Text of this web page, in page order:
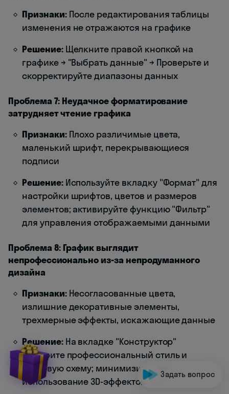
Признаки:После редактирования таблицы
изменения не отражаются на графике
Решение:Щелкните правой кнопкой на
графике → "Выбрать данные" → Проверьте и
скорректируйте диапазоны данных
Проблема 7: Неудачное форматирование
затрудняет чтение графика
Признаки:Плохо различимые цвета,
маленький шрифт, перекрывающиеся
подписи
Решение:Используйте вкладку "Формат" для
настройки шрифтов, цветов и размеров
элементов; активируйте функцию "Фильтр"
для управления отображаемыми данными
Проблема 8: График выглядит
непрофессионально из-за непродуманного
дизайна
Признаки:Несогласованные цвета,
излишние декоративные элементы,
трехмерные эффекты, искажающие данные
Решение:На вкладке "Конструктор"
выберите профессиональный стиль и
цветовую схему; минимизируйте
использование 3D-эффектов
Задать вопрос